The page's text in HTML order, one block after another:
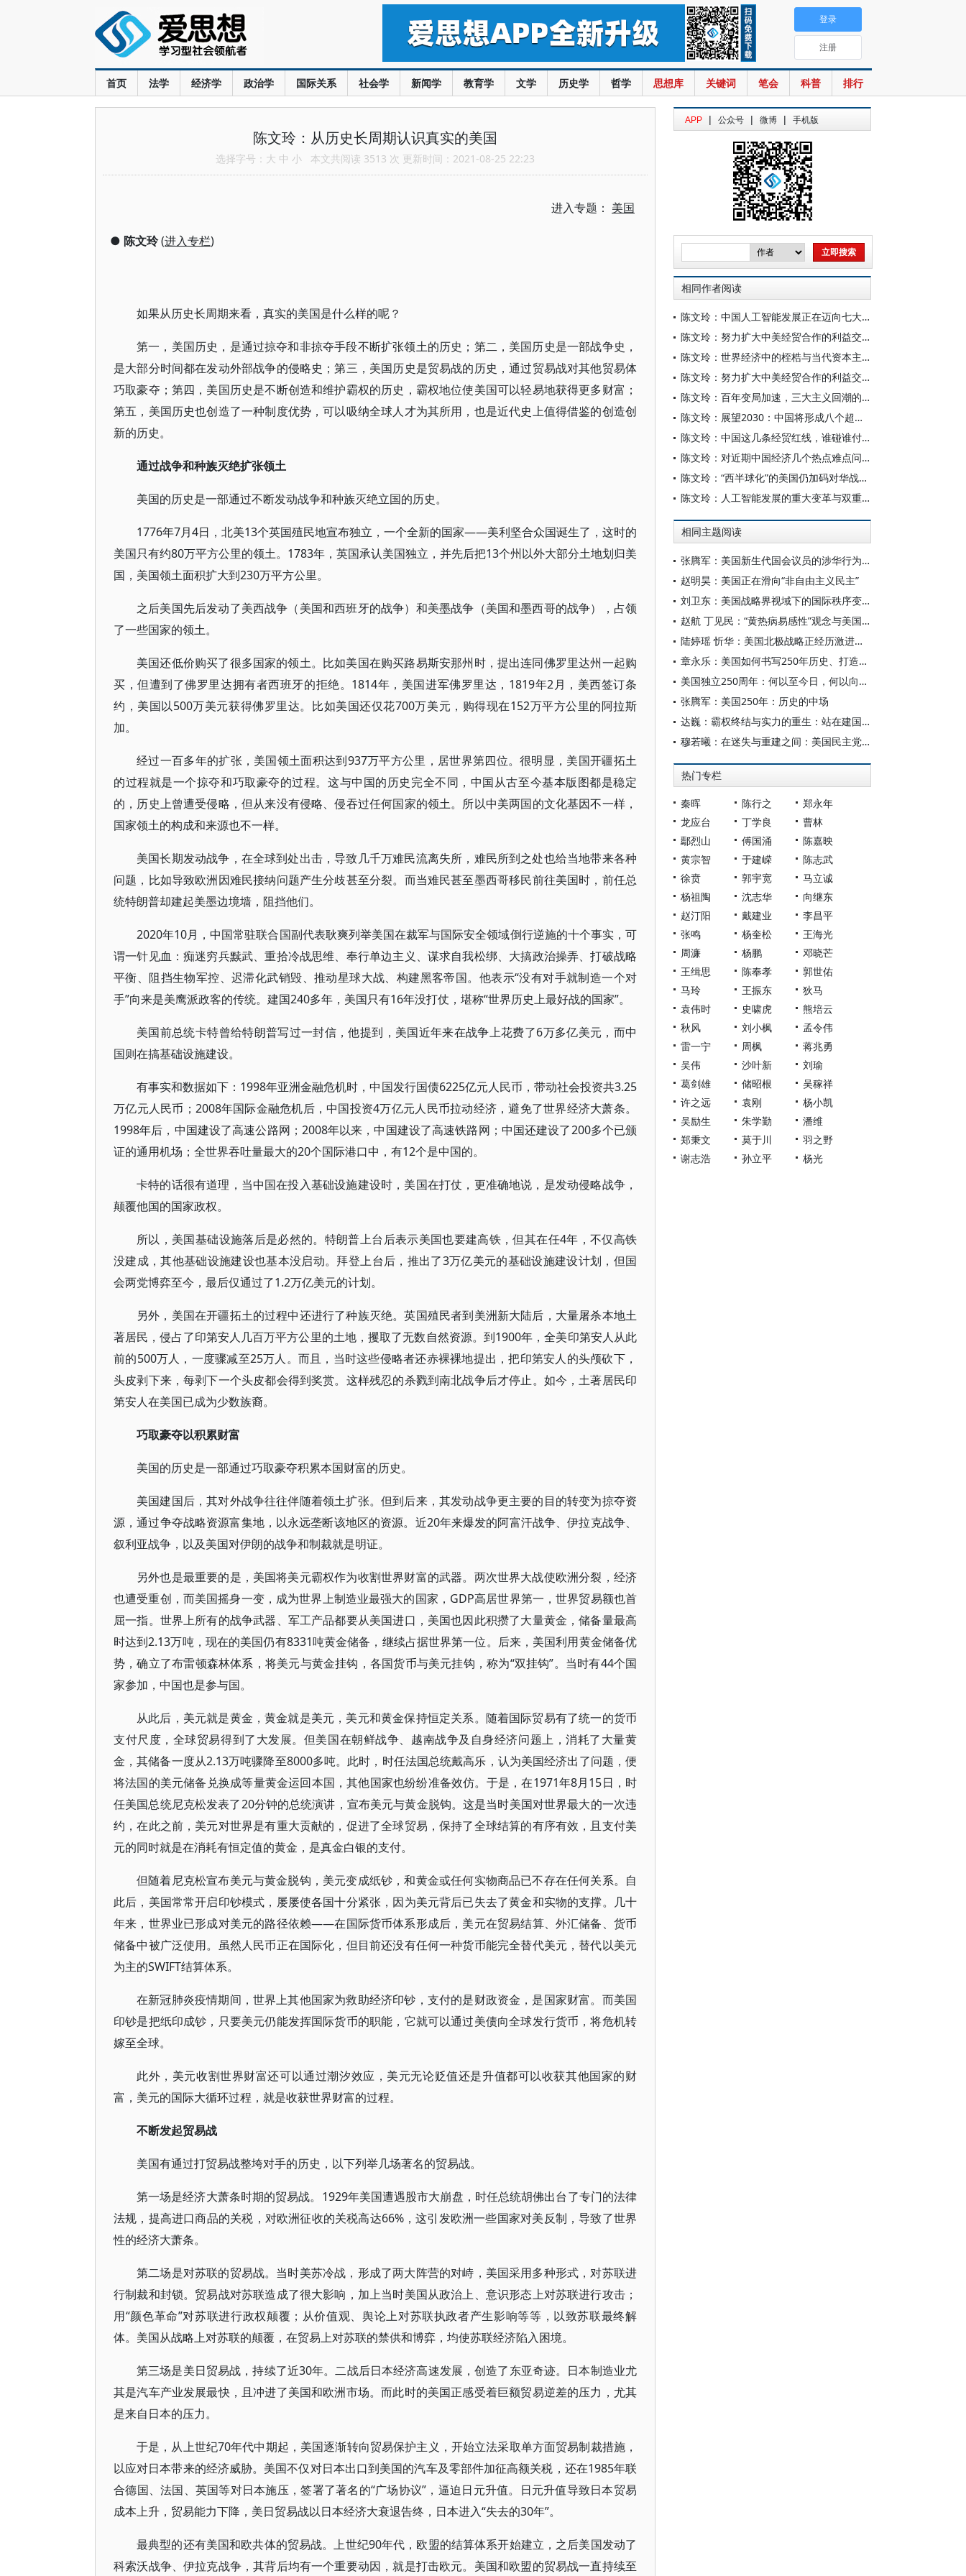
首页 法学 经济学 政治学 国际关系 社会学 新闻学 教育学 文学 历史学 哲学 思想库 关键词 笔会 科普 排行
登录
注册
陈文玲：从历史长周期认识真实的美国
选择字号： 大 中 小 本文共阅读 3513 次 更新时间：2021-08-25 22:23
进入专题： 美国
● 陈文玲(进入专栏)
如果从历史长周期来看，真实的美国是什么样的呢？
第一，美国历史，是通过掠夺和非掠夺手段不断扩张领土的历史；第二，美国历史是一部战争史，
是大部分时间都在发动外部战争的侵略史；第三，美国历史是贸易战的历史，通过贸易战对其他贸易体
巧取豪夺；第四，美国历史是不断创造和维护霸权的历史，霸权地位使美国可以轻易地获得更多财富；
第五，美国历史也创造了一种制度优势，可以吸纳全球人才为其所用，也是近代史上值得借鉴的创造创
新的历史。
通过战争和种族灭绝扩张领土
美国的历史是一部通过不断发动战争和种族灭绝立国的历史。
1776年7月4日，北美13个英国殖民地宣布独立，一个全新的国家——美利坚合众国诞生了，这时的
美国只有约80万平方公里的领土。1783年，英国承认美国独立，并先后把13个州以外大部分土地划归美
国，美国领土面积扩大到230万平方公里。
之后美国先后发动了美西战争（美国和西班牙的战争）和美墨战争（美国和墨西哥的战争），占领
了一些国家的领土。
美国还低价购买了很多国家的领土。比如美国在购买路易斯安那州时，提出连同佛罗里达州一起购
买，但遭到了佛罗里达拥有者西班牙的拒绝。1814年，美国进军佛罗里达，1819年2月，美西签订条
约，美国以500万美元获得佛罗里达。比如美国还仅花700万美元，购得现在152万平方公里的阿拉斯
加。
经过一百多年的扩张，美国领土面积达到937万平方公里，居世界第四位。很明显，美国开疆拓土
的过程就是一个掠夺和巧取豪夺的过程。这与中国的历史完全不同，中国从古至今基本版图都是稳定
的，历史上曾遭受侵略，但从来没有侵略、侵吞过任何国家的领土。所以中美两国的文化基因不一样，
国家领土的构成和来源也不一样。
美国长期发动战争，在全球到处出击，导致几千万难民流离失所，难民所到之处也给当地带来各种
问题，比如导致欧洲因难民接纳问题产生分歧甚至分裂。而当难民甚至墨西哥移民前往美国时，前任总
统特朗普却建起美墨边境墙，阻挡他们。
2020年10月，中国常驻联合国副代表耿爽列举美国在裁军与国际安全领域倒行逆施的十个事实，可
谓一针见血：痴迷穷兵黩武、重拾冷战思维、奉行单边主义、谋求自我松绑、大搞政治操弄、打破战略
平衡、阻挡生物军控、迟滞化武销毁、推动星球大战、构建黑客帝国。他表示“没有对手就制造一个对
手”向来是美鹰派政客的传统。建国240多年，美国只有16年没打仗，堪称“世界历史上最好战的国家”。
美国前总统卡特曾给特朗普写过一封信，他提到，美国近年来在战争上花费了6万多亿美元，而中
国则在搞基础设施建设。
有事实和数据如下：1998年亚洲金融危机时，中国发行国债6225亿元人民币，带动社会投资共3.25
万亿元人民币；2008年国际金融危机后，中国投资4万亿元人民币拉动经济，避免了世界经济大萧条。
1998年后，中国建设了高速公路网；2008年以来，中国建设了高速铁路网；中国还建设了200多个已颁
证的通用机场；全世界吞吐量最大的20个国际港口中，有12个是中国的。
卡特的话很有道理，当中国在投入基础设施建设时，美国在打仗，更准确地说，是发动侵略战争，
颠覆他国的国家政权。
所以，美国基础设施落后是必然的。特朗普上台后表示美国也要建高铁，但其在任4年，不仅高铁
没建成，其他基础设施建设也基本没启动。拜登上台后，推出了3万亿美元的基础设施建设计划，但国
会两党博弈至今，最后仅通过了1.2万亿美元的计划。
另外，美国在开疆拓土的过程中还进行了种族灭绝。英国殖民者到美洲新大陆后，大量屠杀本地土
著居民，侵占了印第安人几百万平方公里的土地，攫取了无数自然资源。到1900年，全美印第安人从此
前的500万人，一度骤减至25万人。而且，当时这些侵略者还赤裸裸地提出，把印第安人的头颅砍下，
头皮剥下来，每剥下一个头皮都会得到奖赏。这样残忍的杀戮到南北战争后才停止。如今，土著居民印
第安人在美国已成为少数族裔。
巧取豪夺以积累财富
美国的历史是一部通过巧取豪夺积累本国财富的历史。
美国建国后，其对外战争往往伴随着领土扩张。但到后来，其发动战争更主要的目的转变为掠夺资
源，通过争夺战略资源富集地，以永远垄断该地区的资源。近20年来爆发的阿富汗战争、伊拉克战争、
叙利亚战争，以及美国对伊朗的战争和制裁就是明证。
另外也是最重要的是，美国将美元霸权作为收割世界财富的武器。两次世界大战使欧洲分裂，经济
也遭受重创，而美国摇身一变，成为世界上制造业最强大的国家，GDP高居世界第一，世界贸易额也首
屈一指。世界上所有的战争武器、军工产品都要从美国进口，美国也因此积攒了大量黄金，储备量最高
时达到2.13万吨，现在的美国仍有8331吨黄金储备，继续占据世界第一位。后来，美国利用黄金储备优
势，确立了布雷顿森林体系，将美元与黄金挂钩，各国货币与美元挂钩，称为“双挂钩”。当时有44个国
家参加，中国也是参与国。
从此后，美元就是黄金，黄金就是美元，美元和黄金保持恒定关系。随着国际贸易有了统一的货币
支付尺度，全球贸易得到了大发展。但美国在朝鲜战争、越南战争及自身经济问题上，消耗了大量黄
金，其储备一度从2.13万吨骤降至8000多吨。此时，时任法国总统戴高乐，认为美国经济出了问题，便
将法国的美元储备兑换成等量黄金运回本国，其他国家也纷纷准备效仿。于是，在1971年8月15日，时
任美国总统尼克松发表了20分钟的总统演讲，宣布美元与黄金脱钩。这是当时美国对世界最大的一次违
约，在此之前，美元对世界是有重大贡献的，促进了全球贸易，保持了全球结算的有序有效，且支付美
元的同时就是在消耗有恒定值的黄金，是真金白银的支付。
但随着尼克松宣布美元与黄金脱钩，美元变成纸钞，和黄金或任何实物商品已不存在任何关系。自
此后，美国常常开启印钞模式，屡屡使各国十分紧张，因为美元背后已失去了黄金和实物的支撑。几十
年来，世界业已形成对美元的路径依赖——在国际货币体系形成后，美元在贸易结算、外汇储备、货币
储备中被广泛使用。虽然人民币正在国际化，但目前还没有任何一种货币能完全替代美元，替代以美元
为主的SWIFT结算体系。
在新冠肺炎疫情期间，世界上其他国家为救助经济印钞，支付的是财政资金，是国家财富。而美国
印钞是把纸印成钞，只要美元仍能发挥国际货币的职能，它就可以通过美债向全球发行货币，将危机转
嫁至全球。
此外，美元收割世界财富还可以通过潮汐效应，美元无论贬值还是升值都可以收获其他国家的财
富，美元的国际大循环过程，就是收获世界财富的过程。
不断发起贸易战
美国有通过打贸易战整垮对手的历史，以下列举几场著名的贸易战。
第一场是经济大萧条时期的贸易战。1929年美国遭遇股市大崩盘，时任总统胡佛出台了专门的法律
法规，提高进口商品的关税，对欧洲征收的关税高达66%，这引发欧洲一些国家对美反制，导致了世界
性的经济大萧条。
第二场是对苏联的贸易战。当时美苏冷战，形成了两大阵营的对峙，美国采用多种形式，对苏联进
行制裁和封锁。贸易战对苏联造成了很大影响，加上当时美国从政治上、意识形态上对苏联进行攻击；
用“颜色革命”对苏联进行政权颠覆；从价值观、舆论上对苏联执政者产生影响等等，以致苏联最终解
体。美国从战略上对苏联的颠覆，在贸易上对苏联的禁供和博弈，均使苏联经济陷入困境。
第三场是美日贸易战，持续了近30年。二战后日本经济高速发展，创造了东亚奇迹。日本制造业尤
其是汽车产业发展最快，且冲进了美国和欧洲市场。而此时的美国正感受着巨额贸易逆差的压力，尤其
是来自日本的压力。
于是，从上世纪70年代中期起，美国逐渐转向贸易保护主义，开始立法采取单方面贸易制裁措施，
以应对日本带来的经济威胁。美国不仅对日本出口到美国的汽车及零部件加征高额关税，还在1985年联
合德国、法国、英国等对日本施压，签署了著名的“广场协议”，逼迫日元升值。日元升值导致日本贸易
成本上升，贸易能力下降，美日贸易战以日本经济大衰退告终，日本进入“失去的30年”。
最典型的还有美国和欧共体的贸易战。上世纪90年代，欧盟的结算体系开始建立，之后美国发动了
科索沃战争、伊拉克战争，其背后均有一个重要动因，就是打击欧元。美国和欧盟的贸易战一直持续至
APP | 公众号 | 微博 | 手机版
相同作者阅读
陈文玲：中国人工智能发展正在迈向七大跃迁
陈文玲：努力扩大中美经贸合作的利益交汇点——相向而行 在博弈中实现共生
陈文玲：世界经济中的桎梏与当代资本主义危机
陈文玲：努力扩大中美经贸合作的利益交汇点 为世界经济注入更多的确定性与稳定性
陈文玲：百年变局加速，三大主义回潮的深层冲击
陈文玲：展望2030：中国将形成八个超大规模场景
陈文玲：中国这几条经贸红线，谁碰谁付出代价
陈文玲：对近期中国经济几个热点难点问题的深度解析
陈文玲：“西半球化”的美国仍加码对华战略，中国需构筑四条经贸底线
陈文玲：人工智能发展的重大变革与双重场景
相同主题阅读
张腾军：美国新生代国会议员的涉华行为及其影响探析
赵明昊：美国正在滑向“非自由主义民主”
刘卫东：美国战略界视域下的国际秩序变革观
赵航 丁见民：“黄热病易感性”观念与美国南部对爱尔兰移民的排斥
陆婷瑶 忻华：美国北极战略正经历激进转向
章永乐：美国如何书写250年历史、打造建国神话？
美国独立250周年：何以至今日，何以向明天？
张腾军：美国250年：历史的中场
达巍：霸权终结与实力的重生：站在建国250周年节点上的美国
穆若曦：在迷失与重建之间：美国民主党的政党功能困境与回应
热门专栏
秦晖 陈行之
郑永年
龙应台
丁学良
曹林
鄢烈山
傅国涌
陈嘉映
黄宗智
于建嵘
陈志武
徐贲
郭宇宽
马立诚
杨祖陶
沈志华
向继东
赵汀阳
戴建业
李昌平
张鸣
杨奎松
王海光
周濂
杨鹏
邓晓芒
王缉思
陈奉孝
郭世佑
马玲
王振东
狄马
袁伟时
史啸虎
熊培云
秋风
刘小枫
孟令伟
雷一宁
周枫
蒋兆勇
吴伟
沙叶新
刘瑜
葛剑雄
储昭根
吴稼祥
许之远
袁刚
杨小凯
吴励生
朱学勤
潘维
郑秉文
莫于川
羽之野
谢志浩
孙立平 杨光